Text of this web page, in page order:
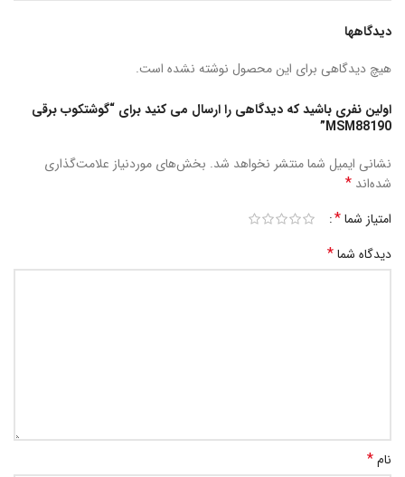
دیدگاهها
هیچ دیدگاهی برای این محصول نوشته نشده است.
اولین نفری باشید که دیدگاهی را ارسال می کنید برای “گوشتکوب برقی
MSM88190”
نشانی ایمیل شما منتشر نخواهد شد. بخش‌های موردنیاز علامت‌گذاری
شده‌اند *
امتیاز شما*
دیدگاه شما*
نام*